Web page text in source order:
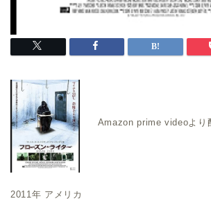
Amazon prime videoより
2011年 アメリカ